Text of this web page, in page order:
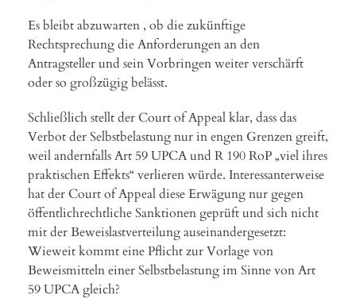
Es bleibt abzuwarten , ob die zukünftige
Rechtsprechung die Anforderungen an den
Antragsteller und sein Vorbringen weiter verschärft
oder so großzügig belässt.
Schließlich stellt der Court of Appeal klar, dass das
Verbot der Selbstbelastung nur in engen Grenzen greift,
weil andernfalls Art 59 UPCA und R 190 RoP „viel ihres
praktischen Effekts“ verlieren würde. Interessanterweise
hat der Court of Appeal diese Erwägung nur gegen
öffentlichrechtliche Sanktionen geprüft und sich nicht
mit der Beweislastverteilung auseinandergesetzt:
Wieweit kommt eine Pflicht zur Vorlage von
Beweismitteln einer Selbstbelastung im Sinne von Art
59 UPCA gleich?